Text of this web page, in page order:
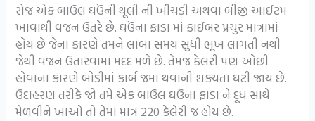
રોજ એક બાઉલ ઘઉંની થૂલી ની ખીચડી અથવા બીજી આઈટમ
ખાવાથી વજન ઉતરે છે. ઘઉંના ફાડા માં ફાઈબર પ્રચુર માત્રામાં
હોય છે જેના કારણે તમને લાંબા સમય સુધી ભૂખ લાગતી નથી
જેથી વજન ઉતારવામાં મદદ મળે છે. તેમજ કેલરી પણ ઓછી
હોવાના કારણે બોડીમાં કાર્બ જમા થવાની શક્યતા ઘટી જાય છે.
ઉદાહરણ તરીકે જો તમે એક બાઉલ ઘઉંના ફાડા ને દૂધ સાથે
મેળવીને ખાઓ તો તેમાં માત્ર 220 કેલેરી જ હોય છે.